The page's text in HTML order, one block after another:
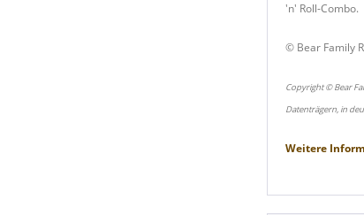
'n' Roll-Combo.
© Bear Family
Copyright © Bear
Datenträgern, in
Weitere